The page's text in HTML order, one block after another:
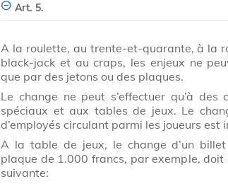
Art. 5.
A la roulette, au trente-et-quarante, à la
black-jack et au craps, les enjeux ne
que par des jetons ou des plaques.
Le change ne peut s’effectuer qu’à des
spéciaux et aux tables de jeux. Le
d’employés circulant parmi les joueurs est
A la table de jeux, le change d’un billet
plaque de 1.000 francs, par exemple, doit
suivante: